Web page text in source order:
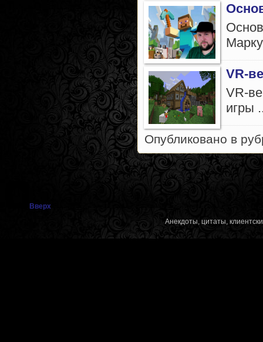
VR-
VR-
игры
Опубликовано в
Вверх
Анекдоты, цитаты,